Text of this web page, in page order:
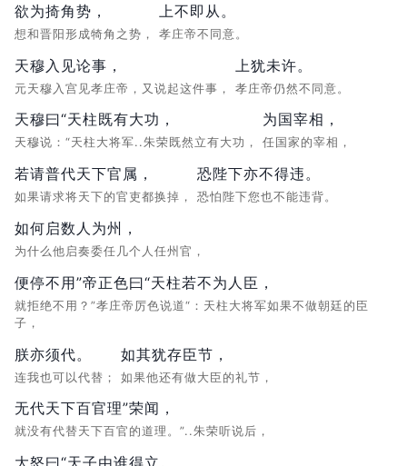
欲为掎角势，
想和晋阳形成犄角之势，
上不即从。
孝庄帝不同意。
天穆入见论事，
元天穆入宫见孝庄帝，又说起这件事，
上犹未许。
孝庄帝仍然不同意。
天穆曰“天柱既有大功，
天穆说：“天柱大将军..朱荣既然立有大功，
为国宰相，
任国家的宰相，
若请普代天下官属，
如果请求将天下的官吏都换掉，
恐陛下亦不得违。
恐怕陛下您也不能违背。
如何启数人为州，
为什么他启奏委任几个人任州官，
便停不用”帝正色曰“天柱若不为人臣，
就拒绝不用？”孝庄帝厉色说道“：天柱大将军如果不做朝廷的臣
子，
朕亦须代。
连我也可以代替；
如其犹存臣节，
如果他还有做大臣的礼节，
无代天下百官理”荣闻，
就没有代替天下百官的道理。”..朱荣听说后，